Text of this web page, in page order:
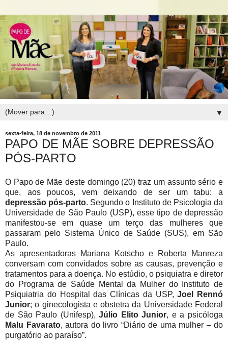
▼
sexta-feira, 18 de novembro de 2011
PAPO DE MÃE SOBRE DEPRESSÃO
PÓS-PARTO
O Papo de Mãe deste domingo (20) traz um assunto sério e
que, aos poucos, vem deixando de ser um tabu: a
depressão pós-parto. Segundo o Instituto de Psicologia da
Universidade de São Paulo (USP), esse tipo de depressão
manifestou-se em quase um terço das mulheres que
passaram pelo Sistema Único de Saúde (SUS), em São
Paulo.
As apresentadoras Mariana Kotscho e Roberta Manreza
conversam com convidados sobre as causas, prevenção e
tratamentos para a doença. No estúdio, o psiquiatra e diretor
do Programa de Saúde Mental da Mulher do Instituto de
Psiquiatria do Hospital das Clínicas da USP,Joel Rennó
Junior; o ginecologista e obstetra da Universidade Federal
de São Paulo (Unifesp),Júlio Elito Junior, e a psicóloga
Malu Favarato, autora do livro “Diário de uma mulher – do
purgatório ao paraíso”.